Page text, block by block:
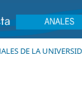
DE LA